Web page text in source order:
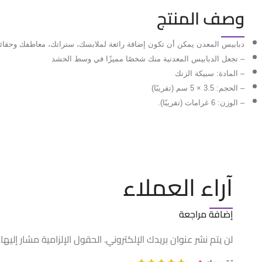
وصف المنتج
دبابيس المعدن يمكن أن تكون إضافة رائعة لملابسك، ستراتك، معاطفك
– تجعل الدبابيس المعدنية منك شخصًا مميزًا في وسط الحشد
– المادة: سبيكة الزنك
– الحجم: 3.5 × 5 سم (تقريبًا)
– الوزن: 6 غرامات (تقريبًا).
آراء العملاء
إضافة مراجعة
لن يتم نشر عنوان بريدك الإلكتروني.الحقول الإلزامية مشار